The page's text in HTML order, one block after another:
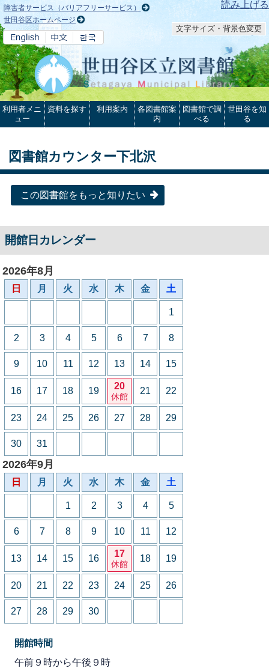
本文へ 読み上げる
障害者サービス（バリアフリーサービス）
世田谷区ホームページ
文字サイズ・背景色変更
利用者メニ
ュー
資料を探す 利用案内
各図書館案
内
図書館で調
べる
世田谷を知
る
図書館カウンター下北沢
この図書館をもっと知りたい
開館日カレンダー
2026年8月
日 月 火 水 木 金 土
1
2 3 4 5 6 7 8
9 10 11 12 13 14 15
16 17 18 19 20
休館
21 22
23 24 25 26 27 28 29
30 31
2026年9月
日 月 火 水 木 金 土
1 2 3 4 5
6 7 8 9 10 11 12
13 14 15 16 17
休館
18 19
20 21 22 23 24 25 26
27 28 29 30
開館時間
午前９時から午後９時